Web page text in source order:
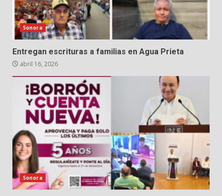
Sonora
Entregan escrituras a familias en Agua Prieta
abril 16, 2026
Sonora